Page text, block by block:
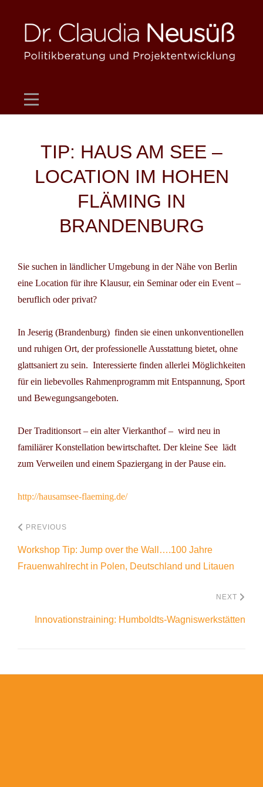
content
TIP: HAUS AM SEE –
LOCATION IM HOHEN
FLÄMING IN
BRANDENBURG
Sie suchen in ländlicher Umgebung in der Nähe von Berlin
eine Location für ihre Klausur, ein Seminar oder ein Event –
beruflich oder privat?
In Jeserig (Brandenburg) finden sie einen unkonventionellen
und ruhigen Ort, der professionelle Ausstattung bietet, ohne
glattsaniert zu sein. Interessierte finden allerlei Möglichkeiten
für ein liebevolles Rahmenprogramm mit Entspannung, Sport
und Bewegungsangeboten.
Der Traditionsort – ein alter Vierkanthof – wird neu in
familiärer Konstellation bewirtschaftet. Der kleine See lädt
zum Verweilen und einem Spaziergang in der Pause ein.
http://hausamsee-flaeming.de/
Beitragsnavigation
PREVIOUS
Workshop Tip: Jump over the Wall….100 Jahre
Frauenwahlrecht in Polen, Deutschland und Litauen
NEXT
Innovationstraining: Humboldts-Wagniswerkstätten